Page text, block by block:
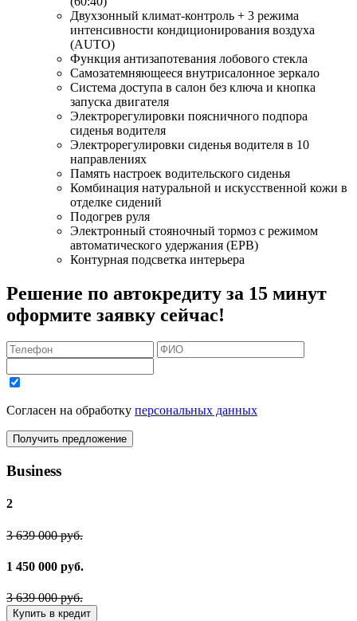
Двухзонный климат-контроль + 3 режима
интенсивности кондиционирования воздуха
(AUTO)
Функция антизапотевания лобового стекла
Самозатемняющееся внутрисалонное зеркало
Система доступа в салон без ключа и кнопка
запуска двигателя
Электрорегулировки поясничного подпора
сиденья водителя
Электрорегулировки сиденья водителя в 10
направлениях
Память настроек водительского сиденья
Комбинация натуральной и искусственной кожи в
отделке сидений
Подогрев руля
Электронный стояночный тормоз с режимом
автоматического удержания (EPB)
Контурная подсветка интерьера
Решение по автокредиту за 15 минут
оформите заявку сейчас!
Согласен на обработку персональных данных
Получить предложение
Business
2
3 639 000 руб.
1 450 000 руб.
3 639 000 руб.
Купить в кредит